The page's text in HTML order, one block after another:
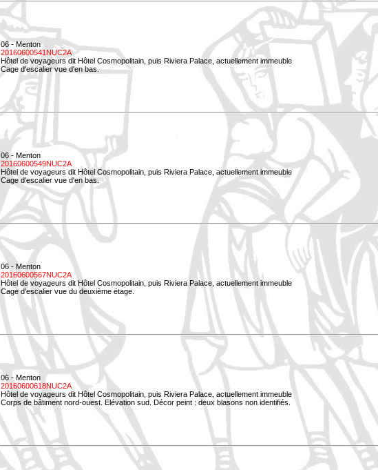
06 - Menton
20160600541NUC2A
Hôtel de voyageurs dit Hôtel Cosmopolitain, puis Riviera Palace, actuellement immeuble
Cage d'escalier vue d'en bas.
06 - Menton
20160600549NUC2A
Hôtel de voyageurs dit Hôtel Cosmopolitain, puis Riviera Palace, actuellement immeuble
Cage d'escalier vue d'en bas.
06 - Menton
20160600567NUC2A
Hôtel de voyageurs dit Hôtel Cosmopolitain, puis Riviera Palace, actuellement immeuble
Cage d'escalier vue du deuxième étage.
06 - Menton
20160600618NUC2A
Hôtel de voyageurs dit Hôtel Cosmopolitain, puis Riviera Palace, actuellement immeuble
Corps de bâtiment nord-ouest. Elévation sud. Décor peint : deux blasons non identifiés.